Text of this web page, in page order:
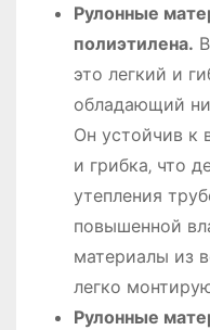
Рулонные
полиэтилена.
это легкий и
обладающий
Он устойчив к
и грибка‚ что
утепления
повышенной
материалы из
легко
Рулонные